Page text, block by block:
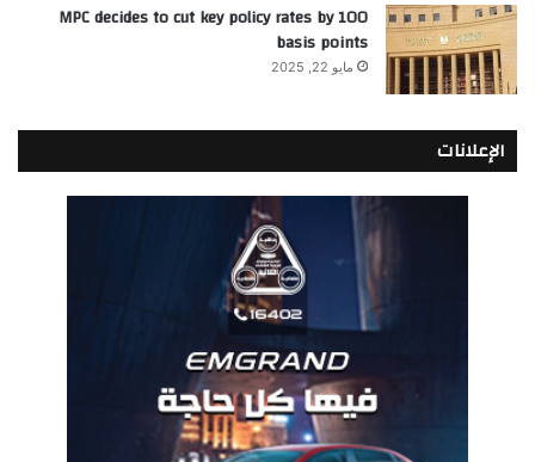
MPC decides to cut key policy rates by 100
basis points
مايو 22, 2025
الإعلانات